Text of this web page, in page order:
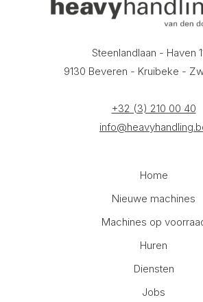
Steenlandlaan - Haven
9130 Beveren - Kruibeke -
+32 (3) 210 00 40
Home
Nieuwe machines
Machines op
Huren
Diensten
Jobs